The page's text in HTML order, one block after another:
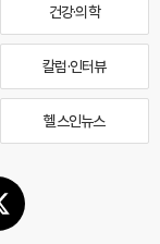
건강·의학
칼럼·인터뷰
헬스인뉴스